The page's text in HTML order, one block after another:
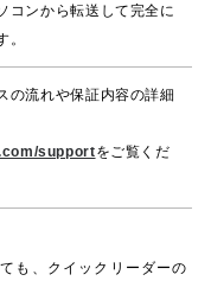
コンから転送して完全に
。
の流れや保証内容の詳細
supportをご覧くだ
も、クイックリーダーの